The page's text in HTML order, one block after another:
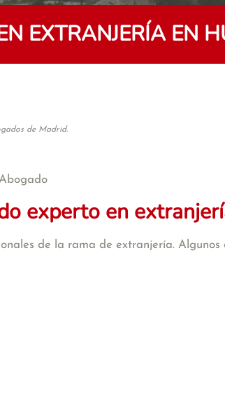
EXTRANJERÍA EN
de Madrid.
experto en
de la rama de extranjería. Algunos